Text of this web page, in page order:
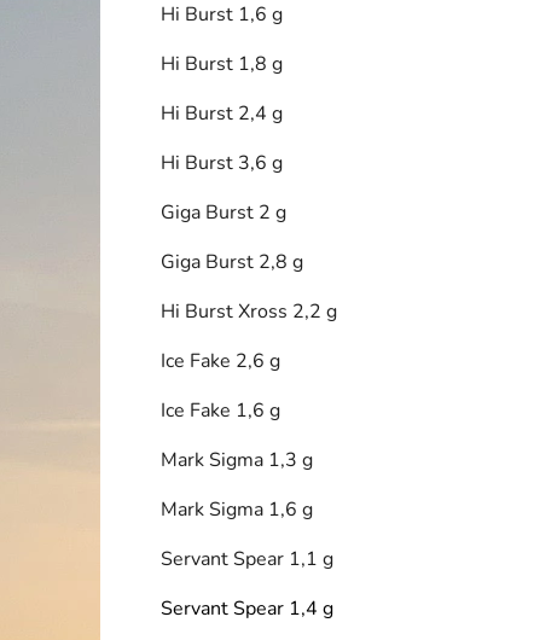
Hi Burst 1,6 g
Hi Burst 1,8 g
Hi Burst 2,4 g
Hi Burst 3,6 g
Giga Burst 2 g
Giga Burst 2,8 g
Hi Burst Xross 2,2 g
Ice Fake 2,6 g
Ice Fake 1,6 g
Mark Sigma 1,3 g
Mark Sigma 1,6 g
Servant Spear 1,1 g
Servant Spear 1,4 g